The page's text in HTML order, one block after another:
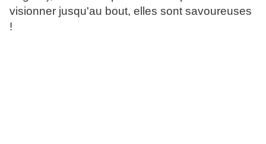
visionner jusqu'au bout, elles sont savoureuses
!